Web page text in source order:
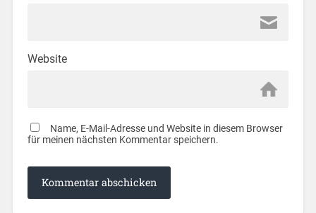
Website
Name, E-Mail-Adresse und Website in diesem Browser
für meinen nächsten Kommentar speichern.